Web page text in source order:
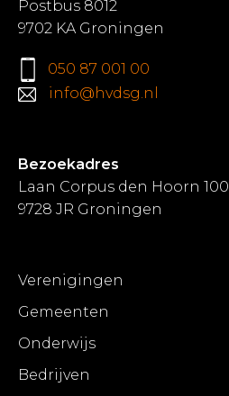
Postbus 8012
9702 KA Groningen
050 87 001 00
info@hvdsg.nl
Bezoekadres
Laan Corpus den Hoorn 100
9728 JR Groningen
Verenigingen
Gemeenten
Onderwijs
Bedrijven